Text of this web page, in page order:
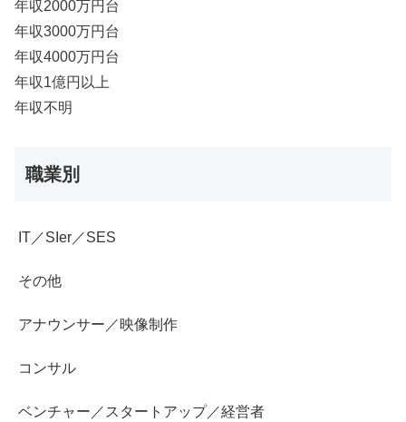
年収2000万円台
年収3000万円台
年収4000万円台
年収1億円以上
年収不明
職業別
IT／SIer／SES
その他
アナウンサー／映像制作
コンサル
ベンチャー／スタートアップ／経営者